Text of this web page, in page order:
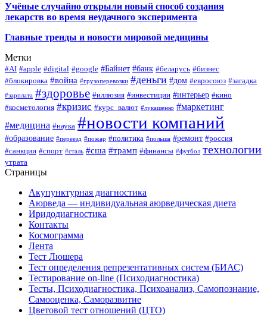
Учёные случайно открыли новый способ создания
лекарств во время неудачного эксперимента
Главные тренды и новости мировой медицины
Метки
#AI #apple #digital #google #Байнет #банк #беларусь #бизнес
#блокировка #война #грузоперевозки #деньги #дом #евросоюз #загадка
#зарплата #здоровье #иллюзия #инвестиции #интерьер #кино
#косметология #кризис #курс_валют #лукашенко #маркетинг
#медицина #наука #новости компаний
#образование #переезд #пожар #политика #польша #ремонт #россия
#санкции #спорт #сталь #сша #трамп #финансы #футбол технологии
утрата
Страницы
Акупунктурная диагностика
Аюрведа — индивидуальная аюрведическая диета
Иридодиагностика
Контакты
Космограмма
Лента
Тест Люшера
Тест определения репрезентативных систем (БИАС)
Тестирование on-line (Психодиагностика)
Тесты, Психодиагностика, Психоанализ, Самопознание,
Самооценка, Саморазвитие
Цветовой тест отношений (ЦТО)